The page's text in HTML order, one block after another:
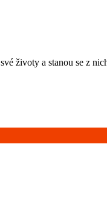
životy a stanou se z